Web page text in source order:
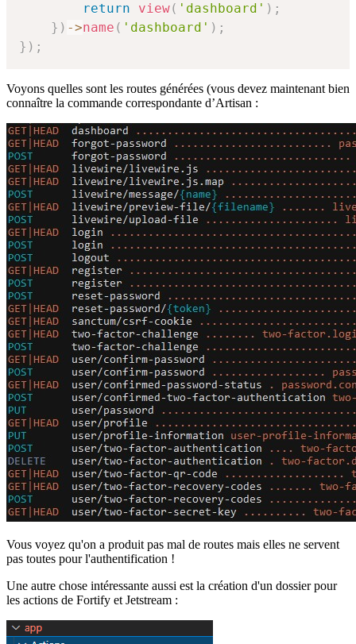
return
view( 'dashboard' ) ;
} ) ->name ( 'dashboard' ) ;
} ) ;
Voyons quelles sont les routes générées (vous devez maintenant bien
connaître la commande correspondante d’Artisan :
Vous voyez qu'on a produit pas mal de routes mais elles ne servent
pas toutes pour l'authentification !
Une autre chose intéressante aussi est la création d'un dossier pour
les actions de Fortify et Jetstream :